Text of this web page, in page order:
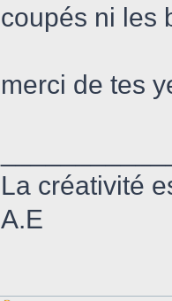
coupés ni les
merci de tes
La créativité
A.E